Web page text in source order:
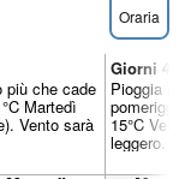
Oraria
più che cade
Martedì
Vento sarà
Giorni
Pioggia
15°C
leggero.